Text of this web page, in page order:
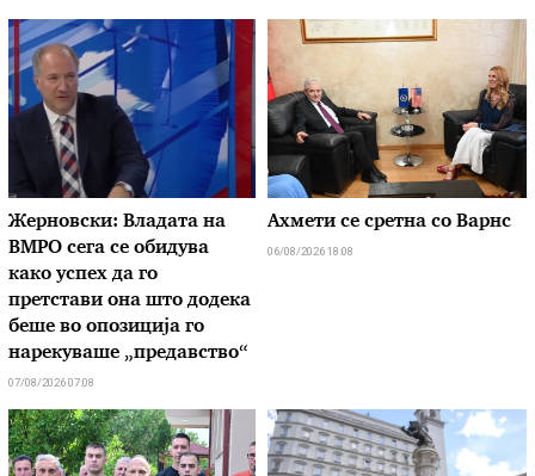
Жерновски: Владата на
ВМРО сега се обидува
како успех да го
претстави она што додека
беше во опозиција го
нарекуваше „предавство“
07/08/2026 07:08
Ахмети се сретна со Варнс
06/08/2026 18:08